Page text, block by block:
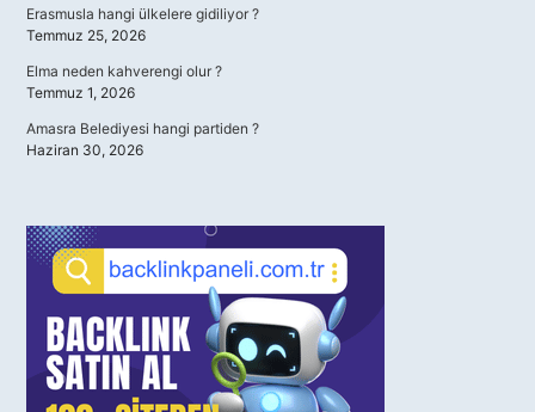
Erasmusla hangi ülkelere gidiliyor ?
Temmuz 25, 2026
Elma neden kahverengi olur ?
Temmuz 1, 2026
Amasra Belediyesi hangi partiden ?
Haziran 30, 2026